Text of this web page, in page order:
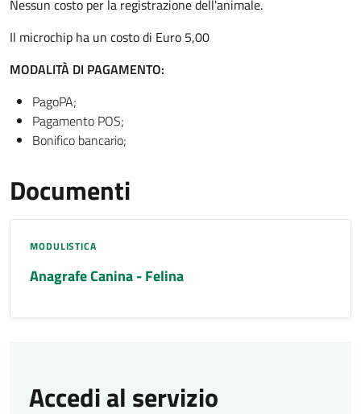
Nessun costo per la registrazione dell'animale.
Il microchip ha un costo di Euro 5,00
MODALITÀ DI PAGAMENTO:
PagoPA;
Pagamento POS;
Bonifico bancario;
Documenti
MODULISTICA
Anagrafe Canina - Felina
Accedi al servizio